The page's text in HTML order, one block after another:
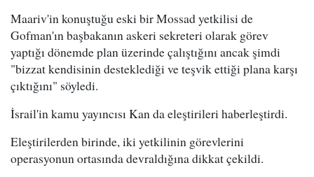
Maariv'in konuştuğu eski bir Mossad yetkilisi de
Gofman'ın başbakanın askeri sekreteri olarak görev
yaptığı dönemde plan üzerinde çalıştığını ancak şimdi
"bizzat kendisinin desteklediği ve teşvik ettiği plana karşı
çıktığını" söyledi.
İsrail'in kamu yayıncısı Kan da eleştirileri haberleştirdi.
Eleştirilerden birinde, iki yetkilinin görevlerini
operasyonun ortasında devraldığına dikkat çekildi.